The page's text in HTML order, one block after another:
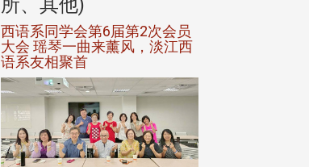
所、其他)
西语系同学会第6届第2次会员
大会 瑶琴一曲来薰风，淡江西
语系友相聚首